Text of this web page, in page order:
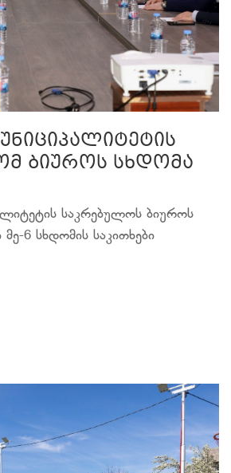
ბიუროს სხდომა
საკრებულოს ბიუროს
6 სხდომის საკითხები